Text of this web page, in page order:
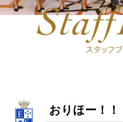
おりほー！！